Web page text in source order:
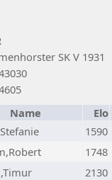
SK V 1931
Name Elo
1590
1748
2130